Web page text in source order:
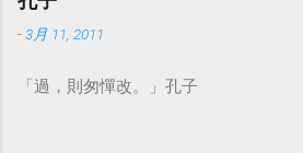
-3月 11, 2011
「過，則匆憚改。」孔子